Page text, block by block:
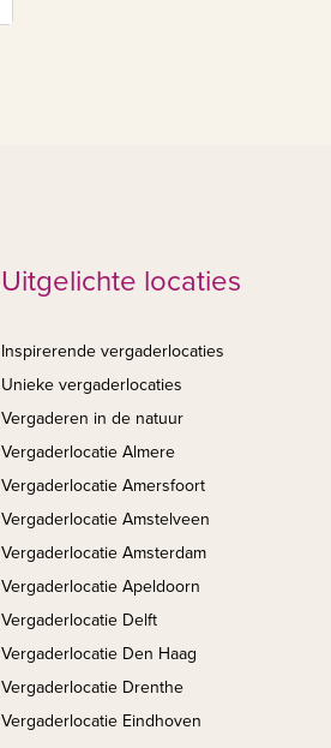
Uitgelichte locaties
Inspirerende vergaderlocaties
Unieke vergaderlocaties
Vergaderen in de natuur
Vergaderlocatie Almere
Vergaderlocatie Amersfoort
Vergaderlocatie Amstelveen
Vergaderlocatie Amsterdam
Vergaderlocatie Apeldoorn
Vergaderlocatie Delft
Vergaderlocatie Den Haag
Vergaderlocatie Drenthe
Vergaderlocatie Eindhoven